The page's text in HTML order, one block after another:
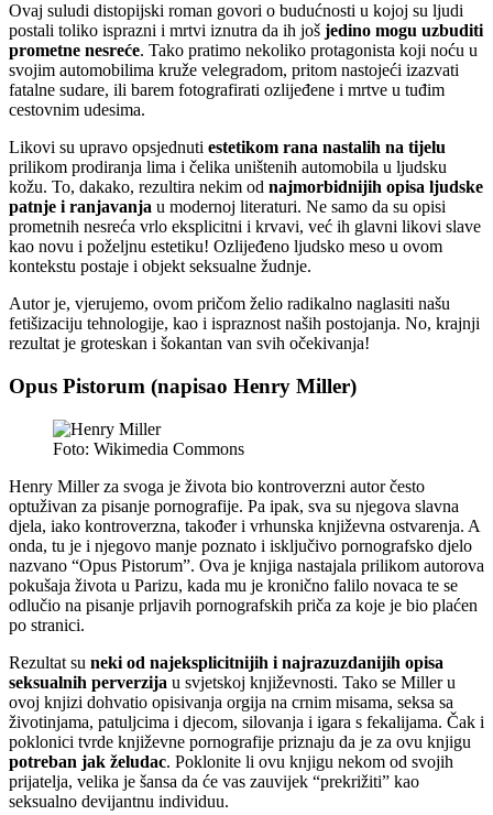
Ovaj suludi distopijski roman govori o budućnosti u kojoj su ljudi
postali toliko isprazni i mrtvi iznutra da ih još jedino mogu uzbuditi
prometne nesreće. Tako pratimo nekoliko protagonista koji noću u
svojim automobilima kruže velegradom, pritom nastojeći izazvati
fatalne sudare, ili barem fotografirati ozlijeđene i mrtve u tuđim
cestovnim udesima.
Likovi su upravo opsjednuti estetikom rana nastalih na tijelu
prilikom prodiranja lima i čelika uništenih automobila u ljudsku
kožu. To, dakako, rezultira nekim od najmorbidnijih opisa ljudske
patnje i ranjavanja u modernoj literaturi. Ne samo da su opisi
prometnih nesreća vrlo eksplicitni i krvavi, već ih glavni likovi slave
kao novu i poželjnu estetiku! Ozlijeđeno ljudsko meso u ovom
kontekstu postaje i objekt seksualne žudnje.
Autor je, vjerujemo, ovom pričom želio radikalno naglasiti našu
fetišizaciju tehnologije, kao i ispraznost naših postojanja. No, krajnji
rezultat je groteskan i šokantan van svih očekivanja!
Opus Pistorum (napisao Henry Miller)
Foto: Wikimedia Commons
Henry Miller za svoga je života bio kontroverzni autor često
optuživan za pisanje pornografije. Pa ipak, sva su njegova slavna
djela, iako kontroverzna, također i vrhunska književna ostvarenja. A
onda, tu je i njegovo manje poznato i isključivo pornografsko djelo
nazvano “Opus Pistorum”. Ova je knjiga nastajala prilikom autorova
pokušaja života u Parizu, kada mu je kronično falilo novaca te se
odlučio na pisanje prljavih pornografskih priča za koje je bio plaćen
po stranici.
Rezultat su neki od najeksplicitnijih i najrazuzdanijih opisa
seksualnih perverzija u svjetskoj književnosti. Tako se Miller u
ovoj knjizi dohvatio opisivanja orgija na crnim misama, seksa sa
životinjama, patuljcima i djecom, silovanja i igara s fekalijama. Čak i
poklonici tvrde književne pornografije priznaju da je za ovu knjigu
potreban jak želudac. Poklonite li ovu knjigu nekom od svojih
prijatelja, velika je šansa da će vas zauvijek “prekrižiti” kao
seksualno devijantnu individuu.